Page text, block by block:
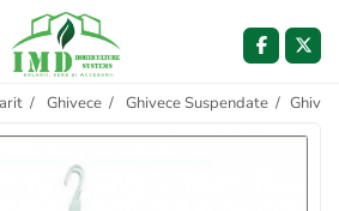
/ Ghivece / Ghivece Suspendate /